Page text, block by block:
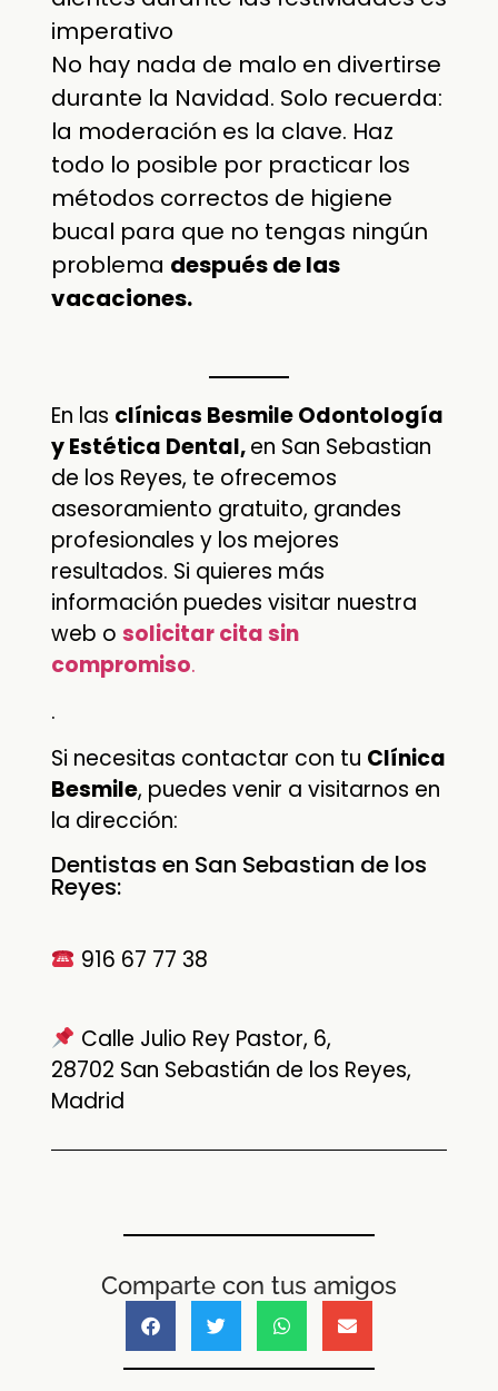
imperativo
No hay nada de malo en divertirse
durante la Navidad. Solo recuerda:
la moderación es la clave. Haz
todo lo posible por practicar los
métodos correctos de higiene
bucal para que no tengas ningún
problema después de las
vacaciones.
En las clínicas Besmile Odontología
y Estética Dental,en San Sebastian
de los Reyes, te ofrecemos
asesoramiento gratuito, grandes
profesionales y los mejores
resultados. Si quieres más
información puedes visitar nuestra
web o solicitar cita sin
compromiso.
.
Si necesitas contactar con tu Clínica
Besmile, puedes venir a visitarnos en
la dirección:
Dentistas en San Sebastian de los
Reyes:
916 67 77 38
Calle Julio Rey Pastor, 6,
28702 San Sebastián de los Reyes,
Madrid
Comparte con tus amigos